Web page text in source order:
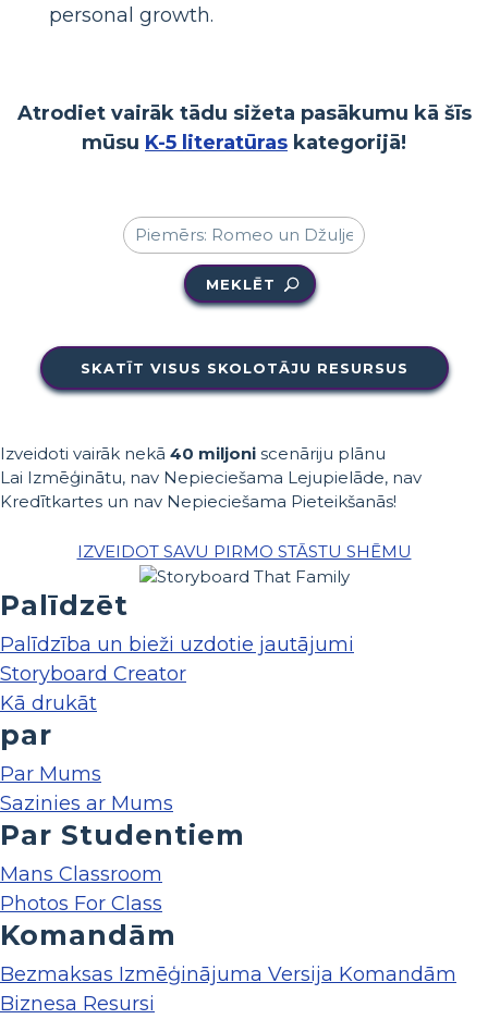
personal growth.
Atrodiet vairāk tādu sižeta pasākumu kā šīs
mūsu K-5 literatūras kategorijā!
MEKLĒT
SKATĪT VISUS SKOLOTĀJU RESURSUS
Izveidoti vairāk nekā 40 miljoni scenāriju plānu
Lai Izmēģinātu, nav Nepieciešama Lejupielāde, nav
Kredītkartes un nav Nepieciešama Pieteikšanās!
IZVEIDOT SAVU PIRMO STĀSTU SHĒMU
Palīdzēt
Palīdzība un bieži uzdotie jautājumi
Storyboard Creator
Kā drukāt
par
Par Mums
Sazinies ar Mums
Par Studentiem
Mans Classroom
Photos For Class
Komandām
Bezmaksas Izmēģinājuma Versija Komandām
Biznesa Resursi